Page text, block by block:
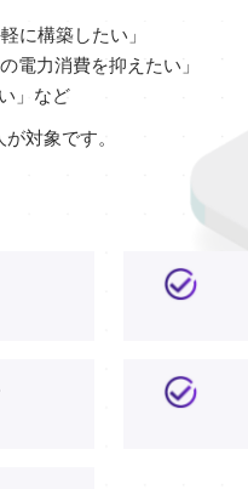
に構築したい」
電力消費を抑えたい」
」など
対象です。